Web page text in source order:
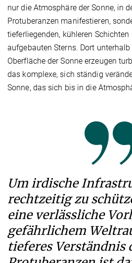
nur die Atmosphäre der Sonne, in
Protuberanzen manifestieren,
tieferliegenden, kühleren
aufgebauten Sterns. Dort
Oberfläche der Sonne erzeugen
das komplexe, sich ständig
Sonne, das sich bis in die
Um irdische
rechtzeitig zu
eine verlässliche
gefährlichem
tieferes Verständnis